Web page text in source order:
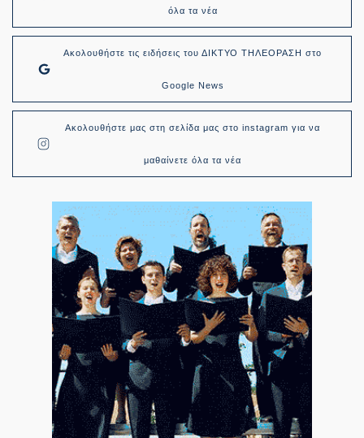
όλα τα νέα
Ακολουθήστε τις ειδήσεις του ΔΙΚΤΥΟ ΤΗΛΕΟΡΑΣΗ στο
Google News
Ακολουθήστε μας στη σελίδα μας στο instagram για να
μαθαίνετε όλα τα νέα